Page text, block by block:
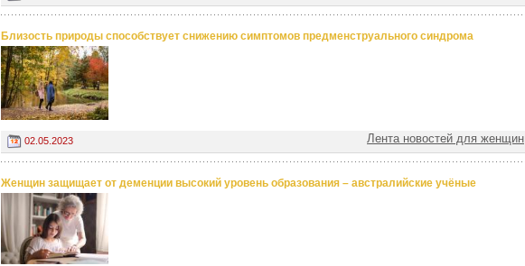
Близость природы способствует снижению симптомов предменструального синдрома
02.05.2023 Лента новостей для женщин
Женщин защищает от деменции высокий уровень образования – австралийские учёные